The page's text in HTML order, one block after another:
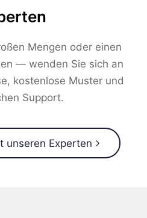
Mengen oder einen
— wenden Sie sich an
kostenlose Muster und
Support.
unseren Experten